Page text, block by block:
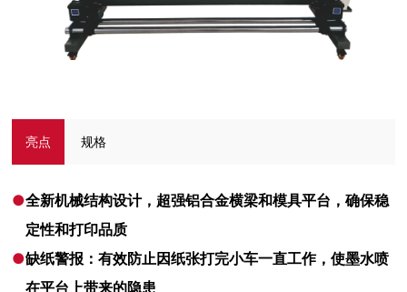
亮点 规格
●全新机械结构设计，超强铝合金横梁和模具平台，确保稳
定性和打印品质
●缺纸警报：有效防止因纸张打完小车一直工作，使墨水喷
在平台上带来的隐患